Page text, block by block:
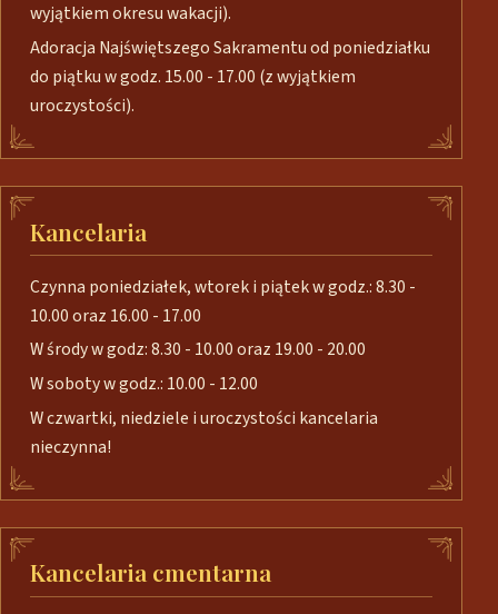
wyjątkiem okresu wakacji).
Adoracja Najświętszego Sakramentu od poniedziałku
do piątku w godz. 15.00 - 17.00 (z wyjątkiem
uroczystości).
Kancelaria
Czynna poniedziałek, wtorek i piątek w godz.: 8.30 -
10.00 oraz 16.00 - 17.00
W środy w godz: 8.30 - 10.00 oraz 19.00 - 20.00
W soboty w godz.: 10.00 - 12.00
W czwartki, niedziele i uroczystości kancelaria
nieczynna!
Kancelaria cmentarna